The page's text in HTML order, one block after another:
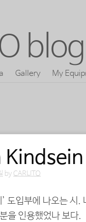
blog
Gallery My
Kindsein
by CARLITO
도입부에 나오는 시
을 인용했었나 보다.